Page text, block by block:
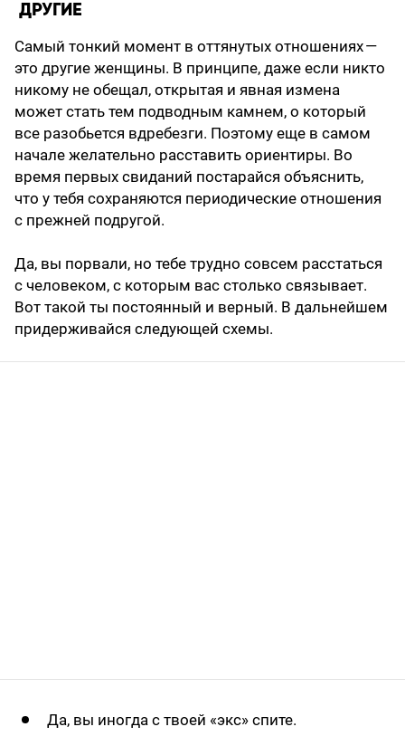
ДРУГИЕ
Самый тонкий момент в оттянутых отношениях —
это другие женщины. В принципе, даже если никто
никому не обещал, открытая и явная измена
может стать тем подводным камнем, о который
все разобьется вдребезги. Поэтому еще в самом
начале желательно расставить ориентиры. Во
время первых свиданий постарайся объяснить,
что у тебя сохраняются периодические отношения
с прежней подругой.
Да, вы порвали, но тебе трудно совсем расстаться
с человеком, с которым вас столько связывает.
Вот такой ты постоянный и верный. В дальнейшем
придерживайся следующей схемы.
Да, вы иногда с твоей «экс» спите.